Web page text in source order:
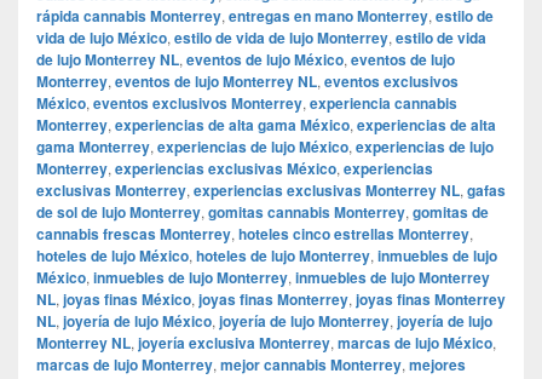
rápida cannabis Monterrey, entregas en mano Monterrey, estilo de
vida de lujo México, estilo de vida de lujo Monterrey, estilo de vida
de lujo Monterrey NL, eventos de lujo México, eventos de lujo
Monterrey, eventos de lujo Monterrey NL, eventos exclusivos
México, eventos exclusivos Monterrey, experiencia cannabis
Monterrey, experiencias de alta gama México, experiencias de alta
gama Monterrey, experiencias de lujo México, experiencias de lujo
Monterrey, experiencias exclusivas México, experiencias
exclusivas Monterrey, experiencias exclusivas Monterrey NL, gafas
de sol de lujo Monterrey, gomitas cannabis Monterrey, gomitas de
cannabis frescas Monterrey, hoteles cinco estrellas Monterrey,
hoteles de lujo México, hoteles de lujo Monterrey, inmuebles de lujo
México, inmuebles de lujo Monterrey, inmuebles de lujo Monterrey
NL, joyas finas México, joyas finas Monterrey, joyas finas Monterrey
NL, joyería de lujo México, joyería de lujo Monterrey, joyería de lujo
Monterrey NL, joyería exclusiva Monterrey, marcas de lujo México,
marcas de lujo Monterrey, mejor cannabis Monterrey, mejores